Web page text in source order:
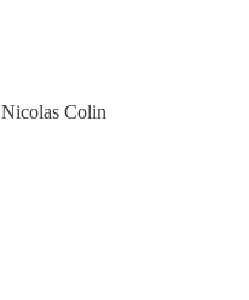
Nicolas Colin